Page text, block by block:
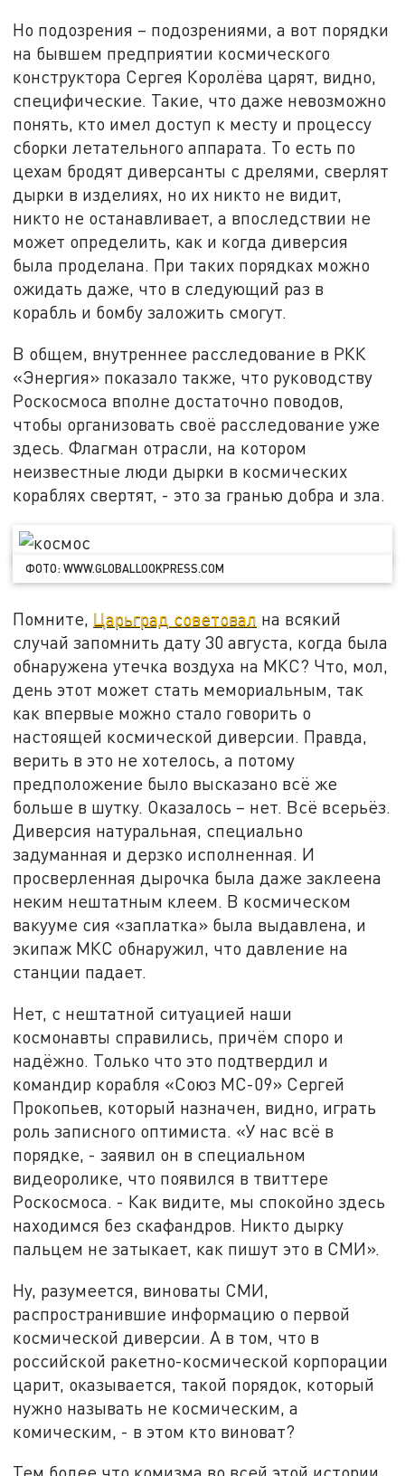
Но подозрения – подозрениями, а вот порядки
на бывшем предприятии космического
конструктора Сергея Королёва царят, видно,
специфические. Такие, что даже невозможно
понять, кто имел доступ к месту и процессу
сборки летательного аппарата. То есть по
цехам бродят диверсанты с дрелями, сверлят
дырки в изделиях, но их никто не видит,
никто не останавливает, а впоследствии не
может определить, как и когда диверсия
была проделана. При таких порядках можно
ожидать даже, что в следующий раз в
корабль и бомбу заложить смогут.
В общем, внутреннее расследование в РКК
«Энергия» показало также, что руководству
Роскосмоса вполне достаточно поводов,
чтобы организовать своё расследование уже
здесь. Флагман отрасли, на котором
неизвестные люди дырки в космических
кораблях свертят, - это за гранью добра и зла.
ФОТО: WWW.GLOBALLOOKPRESS.COM
Помните, Царьград советовал на всякий
случай запомнить дату 30 августа, когда была
обнаружена утечка воздуха на МКС? Что, мол,
день этот может стать мемориальным, так
как впервые можно стало говорить о
настоящей космической диверсии. Правда,
верить в это не хотелось, а потому
предположение было высказано всё же
больше в шутку. Оказалось – нет. Всё всерьёз.
Диверсия натуральная, специально
задуманная и дерзко исполненная. И
просверленная дырочка была даже заклеена
неким нештатным клеем. В космическом
вакууме сия «заплатка» была выдавлена, и
экипаж МКС обнаружил, что давление на
станции падает.
Нет, с нештатной ситуацией наши
космонавты справились, причём споро и
надёжно. Только что это подтвердил и
командир корабля «Союз МС-09» Сергей
Прокопьев, который назначен, видно, играть
роль записного оптимиста. «У нас всё в
порядке, - заявил он в специальном
видеоролике, что появился в твиттере
Роскосмоса. - Как видите, мы спокойно здесь
находимся без скафандров. Никто дырку
пальцем не затыкает, как пишут это в СМИ».
Ну, разумеется, виноваты СМИ,
распространившие информацию о первой
космической диверсии. А в том, что в
российской ракетно-космической корпорации
царит, оказывается, такой порядок, который
нужно называть не космическим, а
комическим, - в этом кто виноват?